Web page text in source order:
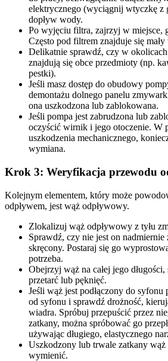
elektrycznego (wyciągnij wtyczkę z
dopływ wody.
Po wyjęciu filtra, zajrzyj w miejsce,
Często pod filtrem znajduje się
Delikatnie sprawdź, czy w
znajdują się obce przedmioty (np.
pestki).
Jeśli masz dostęp do obudowy
demontażu dolnego panelu
ona uszkodzona lub zablokowana.
Jeśli pompa jest zabrudzona lub
oczyścić wirnik i jego otoczenie. W
uszkodzenia mechanicznego,
wymiana.
Krok 3: Weryfikacja przewodu
Kolejnym elementem, który może
odpływem, jest wąż odpływowy.
Zlokalizuj wąż odpływowy z tyłu
Sprawdź, czy nie jest on nadmiernie
skręcony. Postaraj się go
potrzeba.
Obejrzyj wąż na całej jego
przetarć lub pęknięć.
Jeśli wąż jest podłączony do syfonu
od syfonu i sprawdź drożność,
wiadra. Spróbuj przepuścić przez
zatkany, można spróbować go
używając długiego, elastycznego
Uszkodzony lub trwale zatkany
wymienić.